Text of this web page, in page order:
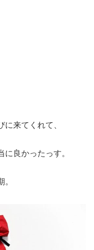
来てくれて、
良かったっす。